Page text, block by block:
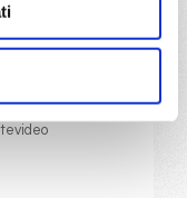
Splendida
Maceio,